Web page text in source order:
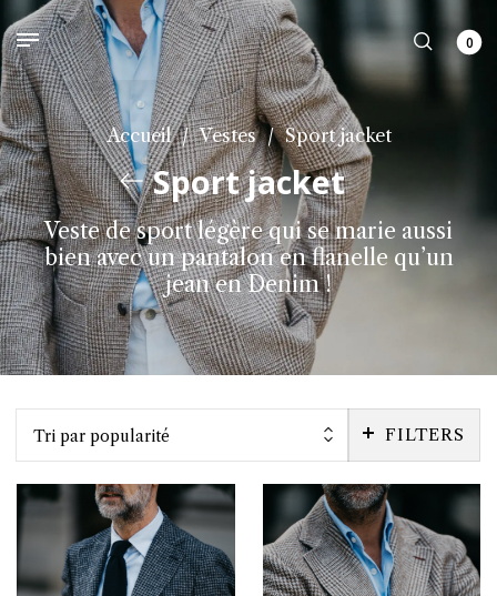
0
Accueil / Vestes / Sport jacket
Sport jacket
Veste de sport légère qui se marie aussi
bien avec un pantalon en flanelle qu’un
jean en Denim !
Tri par popularité FILTERS